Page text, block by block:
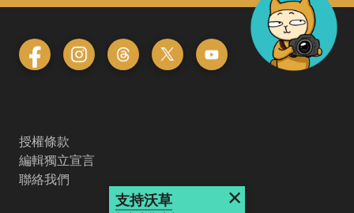
授權條款
編輯獨立宣言
聯絡我們
支持沃草 ×